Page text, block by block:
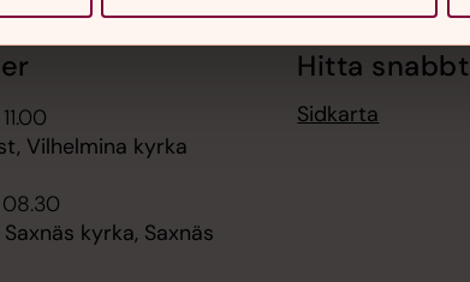
Vilhelmina kyrka
08.30
kyrka, Saxnäs
Hitta snabbt
Sidkarta